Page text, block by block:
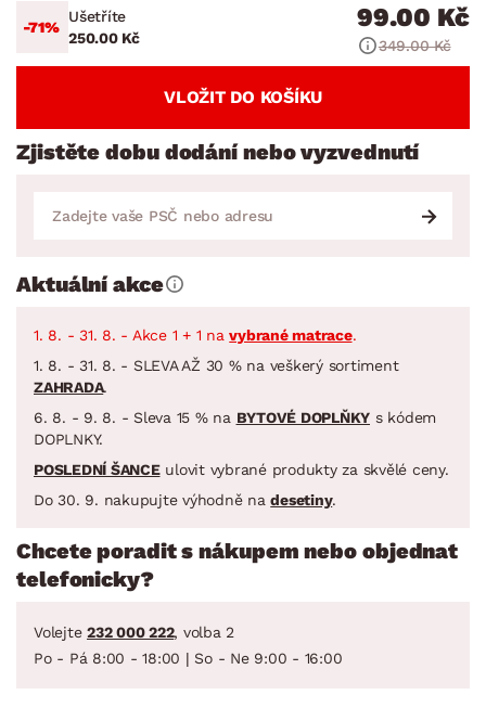
-71%
Ušetříte
250.00 Kč
99.00 Kč
349.00 Kč
VLOŽIT DO KOŠÍKU
Zjistěte dobu dodání nebo vyzvednutí
Aktuální akce
1. 8. - 31. 8. - Akce 1 + 1 navybrané matrace.
1. 8. - 31. 8. - SLEVA AŽ 30 % na veškerý sortiment
ZAHRADA.
6. 8. - 9. 8. - Sleva 15 % na BYTOVÉ DOPLŇKY s kódem
DOPLNKY.
POSLEDNÍ ŠANCEulovit vybrané produkty za skvělé ceny.
Do 30. 9. nakupujte výhodně nadesetiny.
Chcete poradit s nákupem nebo objednat
telefonicky?
Volejte 232 000 222, volba 2
Po - Pá 8:00 - 18:00 | So - Ne 9:00 - 16:00